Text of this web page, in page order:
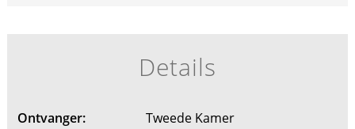
Details
Ontvanger:
Tweede Kamer